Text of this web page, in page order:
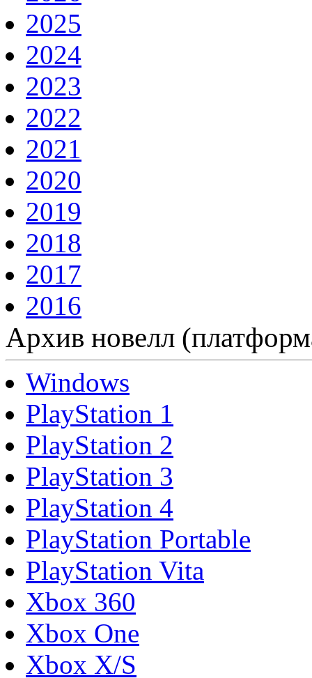
2025
2024
2023
2022
2021
2020
2019
2018
2017
2016
Архив новелл
Windows
PlayStation 1
PlayStation 2
PlayStation 3
PlayStation 4
PlayStation Portable
PlayStation Vita
Xbox 360
Xbox One
Xbox X/S